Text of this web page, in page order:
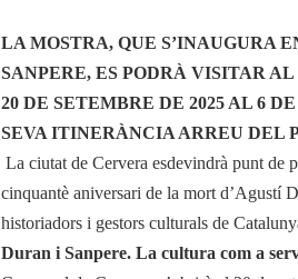
LA MOSTRA, QUE S’INAUGURA
SANPERE, ES PODRÀ VISITAR
20 DE SETEMBRE DE 2025 AL 6
SEVA ITINERÀNCIA ARREU DEL
La ciutat de Cervera esdevindrà punt de
cinquantè aniversari de la mort d’Agustí
historiadors i gestors culturals de
Duran i Sanpere. La cultura com a